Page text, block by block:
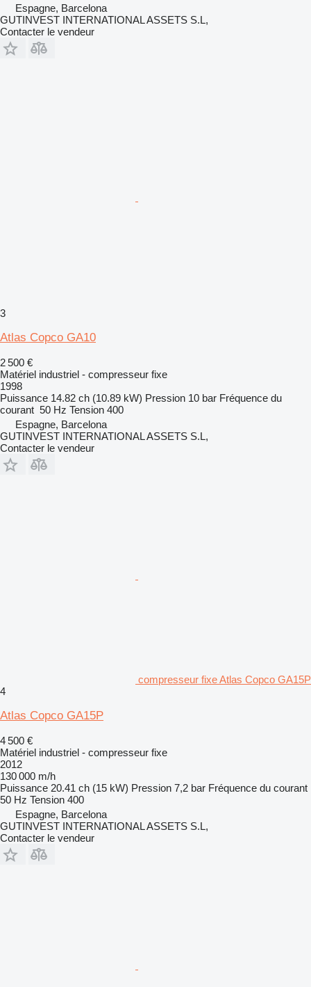
Espagne, Barcelona
GUTINVEST INTERNATIONAL ASSETS S.L,
Contacter le vendeur
3
Atlas Copco GA10
2 500 €
Matériel industriel - compresseur fixe
1998
Puissance 14.82 ch (10.89 kW) Pression 10 bar Fréquence du
courant 50 Hz Tension 400
Espagne, Barcelona
GUTINVEST INTERNATIONAL ASSETS S.L,
Contacter le vendeur
compresseur fixe Atlas Copco GA15P
4
Atlas Copco GA15P
4 500 €
Matériel industriel - compresseur fixe
2012
130 000 m/h
Puissance 20.41 ch (15 kW) Pression 7,2 bar Fréquence du courant
50 Hz Tension 400
Espagne, Barcelona
GUTINVEST INTERNATIONAL ASSETS S.L,
Contacter le vendeur